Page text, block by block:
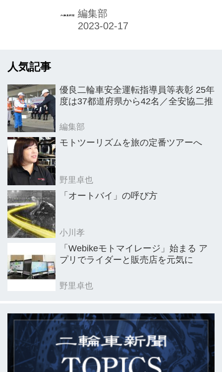
編集部
人気記事
優良二輪車安全運転指導員等表彰 25年
度は37都道府県から42名／全安協二推
編集部
モトツーリズムを旅の定番ツアーへ
野里卓也
「オートバイ」の呼び方
小川孝
「Webikeモトマイレージ」始まる ア
プリでライダーと販売店を元気に
野里卓也